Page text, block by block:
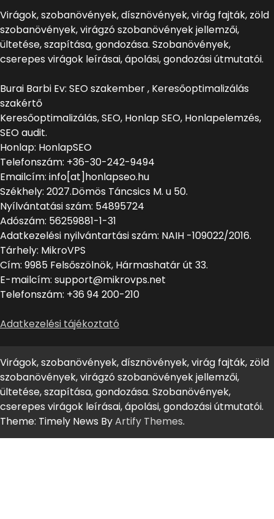
Virágok, szobanövények, dísznövények, virág fajták, zöld
szobanövények, virágzó szobanövények jellemzői,
ültetése, szapítása, gondozása. Szobanövények,
cserepes virágok leírásai, ápolási, gondozási útmutatói.
Burai Barbi Ev: SEO szakember , Keresőoptimalizálás
szakértő
Keresőoptimalizálás, SEO, Honlap SEO, Honlapelemzés,
SEO audit.
Honlap: HonlapSEO
Telefonszám: +36-30-242-9494
Emailcím: info[at]honlapseo.hu
Székhely: 2027.Dömös Táncsics M. u 50.
Nyílvántatási szám: 54895724
Adószám: 56259881-1-31
Adatkezelési nyilvántartási szám: NAIH -109022/2016.
Tárhely: MikroVPS
Cím: 9985 Felsőszölnök, Hármashatár út 33.
E-mailcím: support@mikrovps.net
Telefonszám: +36 94 200-210
Adatkezelési tájékoztató
Virágok, szobanövények, dísznövények, virág fajták, zöld
szobanövények, virágzó szobanövények jellemzői,
ültetése, szapítása, gondozása. Szobanövények,
cserepes virágok leírásai, ápolási, gondozási útmutatói.
Theme: Timely News ByArtify Themes.